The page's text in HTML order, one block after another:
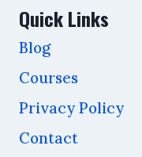
Quick Links
Blog
Courses
Privacy Policy
Contact